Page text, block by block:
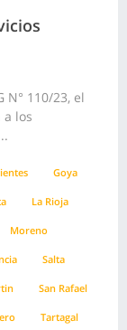
N° 110/23, el
a los
Goya
La Rioja
Moreno
Salta
San Rafael
Tartagal